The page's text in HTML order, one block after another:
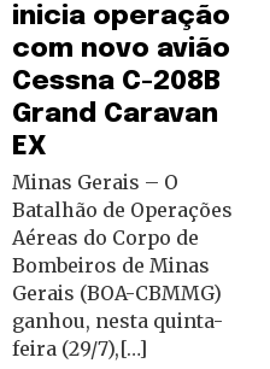
inicia operação
com novo avião
Cessna C-208B
Grand Caravan
EX
Minas Gerais – O
Batalhão de Operações
Aéreas do Corpo de
Bombeiros de Minas
Gerais (BOA-CBMMG)
ganhou, nesta quinta-
feira (29/7),[…]